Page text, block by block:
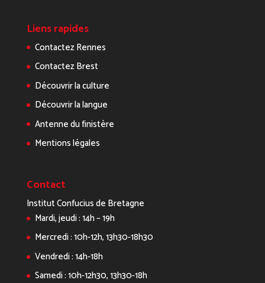
Liens rapides
Contactez Rennes
Contactez Brest
Découvrir la culture
Découvrir la langue
Antenne du finistère
Mentions légales
Contact
Institut Confucius de Bretagne
Mardi, jeudi : 14h – 19h
Mercredi : 10h-12h, 13h30-18h30
Vendredi : 14h-18h
Samedi : 10h-12h30, 13h30-18h